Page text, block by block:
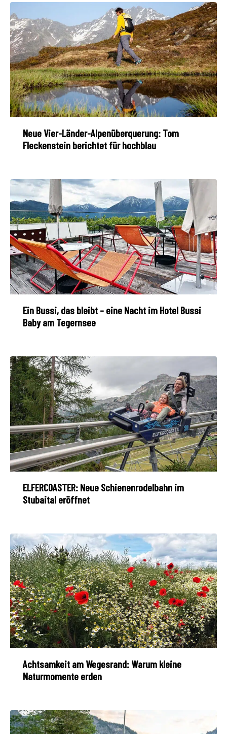
Neue Vier-Länder-Alpenüberquerung: Tom
Fleckenstein berichtet für hochblau
Ein Bussi, das bleibt – eine Nacht im Hotel Bussi
Baby am Tegernsee
ELFERCOASTER: Neue Schienenrodelbahn im
Stubaital eröffnet
Achtsamkeit am Wegesrand: Warum kleine
Naturmomente erden